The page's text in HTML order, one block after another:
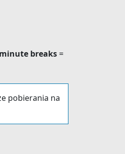
breaks =
pobierania na